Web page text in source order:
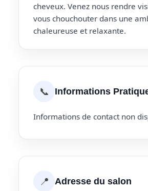
cheveux. Venez nous rendre
vous chouchouter dans une
chaleureuse et relaxante.
📞 Informations
Informations de contact non
📍 Adresse du salon